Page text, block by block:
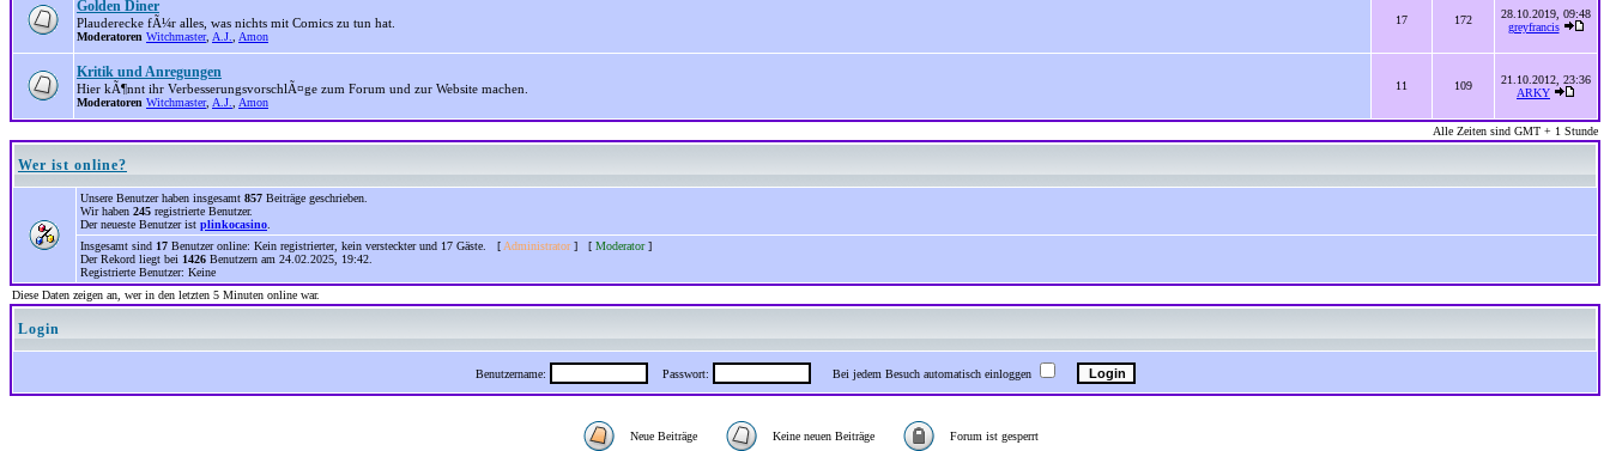
Golden Diner
Plauderecke fÃ¼r alles, was nichts mit Comics zu tun hat.
Moderatoren Witchmaster, A.J. Amon
17 172
28.10.2019, 09:48
greyfrancis
Kritik und Anregungen
Hier kÃ¶nnt ihr VerbesserungsvorschlÃ¤ge zum Forum und zur Website machen.
Moderatoren Witchmaster, A.J. Amon
11 109
21.10.2012, 23:36
ARKY
Alle Zeiten sind GMT + 1 Stunde
Wer ist online?
Unsere Benutzer haben insgesamt 857 Beiträge geschrieben.
Wir haben 245 registrierte Benutzer.
Der neueste Benutzer ist plinkocasino
Insgesamt sind 17 Benutzer online: Kein registrierter, kein versteckter und 17 Gäste. [ Administrator] [ Moderator]
Der Rekord liegt bei 1426 Benutzern am 24.02.2025, 19:42.
Registrierte Benutzer: Keine
Diese Daten zeigen an, wer in den letzten 5 Minuten online war.
Login
Benutzername: Passwort: Bei jedem Besuch automatisch einloggen
Neue Beiträge Keine neuen Beiträge Forum ist gesperrt